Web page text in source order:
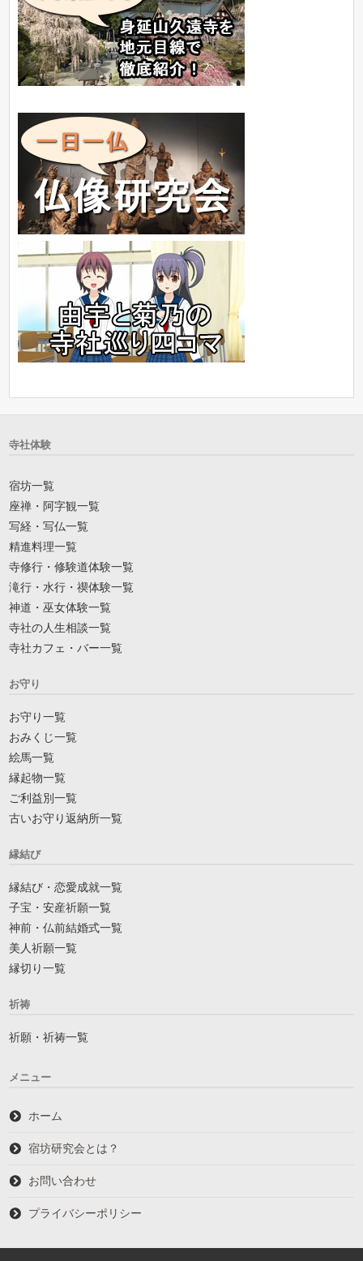
寺社体験
宿坊一覧
座禅・阿字観一覧
写経・写仏一覧
精進料理一覧
寺修行・修験道体験一覧
滝行・水行・禊体験一覧
神道・巫女体験一覧
寺社の人生相談一覧
寺社カフェ・バー一覧
お守り
お守り一覧
おみくじ一覧
絵馬一覧
縁起物一覧
ご利益別一覧
古いお守り返納所一覧
縁結び
縁結び・恋愛成就一覧
子宝・安産祈願一覧
神前・仏前結婚式一覧
美人祈願一覧
縁切り一覧
祈祷
祈願・祈祷一覧
メニュー
ホーム
宿坊研究会とは？
お問い合わせ
プライバシーポリシー